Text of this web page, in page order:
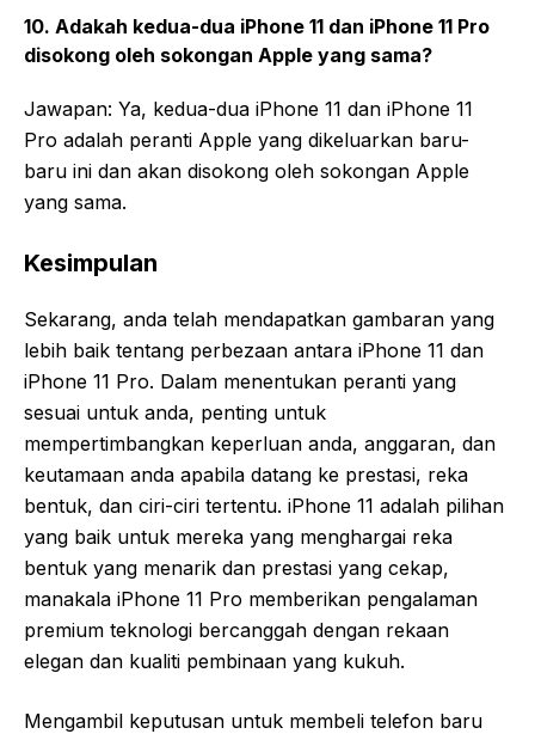
10. Adakah kedua-dua iPhone 11 dan iPhone 11 Pro
disokong oleh sokongan Apple yang sama?
Jawapan: Ya, kedua-dua iPhone 11 dan iPhone 11
Pro adalah peranti Apple yang dikeluarkan baru-
baru ini dan akan disokong oleh sokongan Apple
yang sama.
Kesimpulan
Sekarang, anda telah mendapatkan gambaran yang
lebih baik tentang perbezaan antara iPhone 11 dan
iPhone 11 Pro. Dalam menentukan peranti yang
sesuai untuk anda, penting untuk
mempertimbangkan keperluan anda, anggaran, dan
keutamaan anda apabila datang ke prestasi, reka
bentuk, dan ciri-ciri tertentu. iPhone 11 adalah pilihan
yang baik untuk mereka yang menghargai reka
bentuk yang menarik dan prestasi yang cekap,
manakala iPhone 11 Pro memberikan pengalaman
premium teknologi bercanggah dengan rekaan
elegan dan kualiti pembinaan yang kukuh.
Mengambil keputusan untuk membeli telefon baru